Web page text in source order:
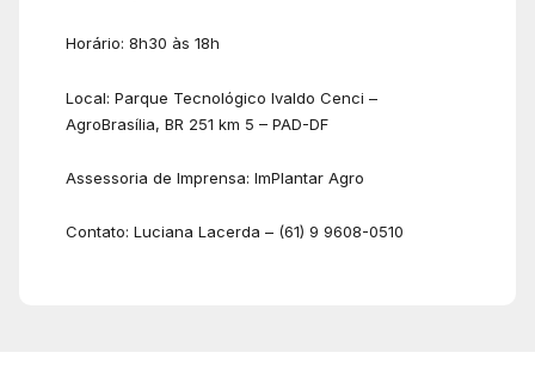
Horário: 8h30 às 18h
Local: Parque Tecnológico Ivaldo Cenci –
AgroBrasília, BR 251 km 5 – PAD-DF
Assessoria de Imprensa: ImPlantar Agro
Contato: Luciana Lacerda – (61) 9 9608-0510